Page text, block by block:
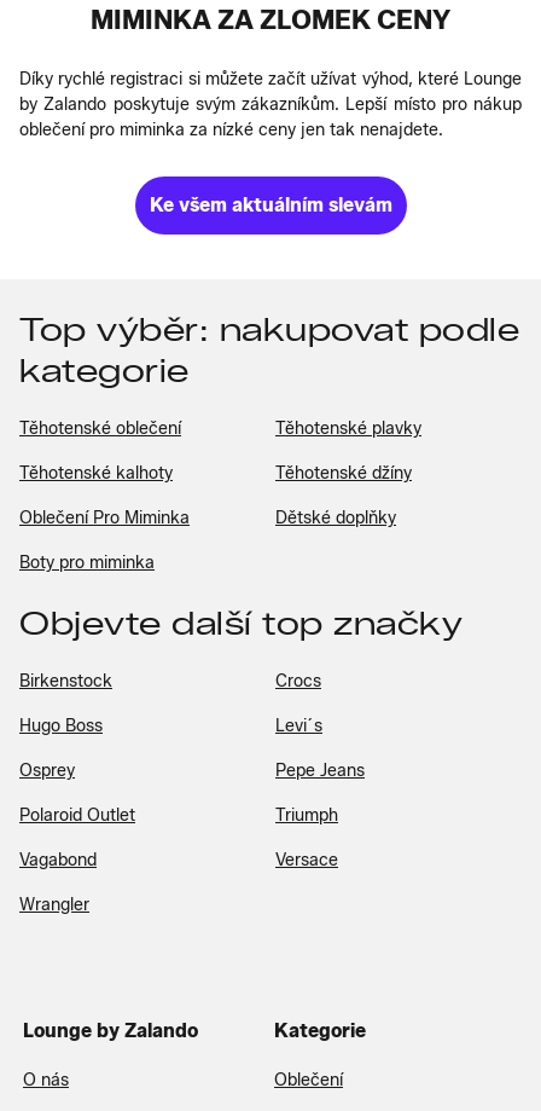
MIMINKA ZA ZLOMEK CENY
Díky rychlé registraci si můžete začít užívat výhod, které Lounge
by Zalando poskytuje svým zákazníkům. Lepší místo pro nákup
oblečení pro miminka za nízké ceny jen tak nenajdete.
Ke všem aktuálním slevám
Top výběr: nakupovat podle
kategorie
Těhotenské oblečení Těhotenské plavky
Těhotenské kalhoty Těhotenské džíny
Oblečení Pro Miminka Dětské doplňky
Boty pro miminka
Objevte další top značky
Birkenstock Crocs
Hugo Boss Levi´s
Osprey Pepe Jeans
Polaroid Outlet Triumph
Vagabond Versace
Wrangler
Lounge by Zalando
O nás
Kategorie
Oblečení